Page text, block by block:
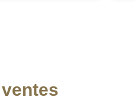
ventes